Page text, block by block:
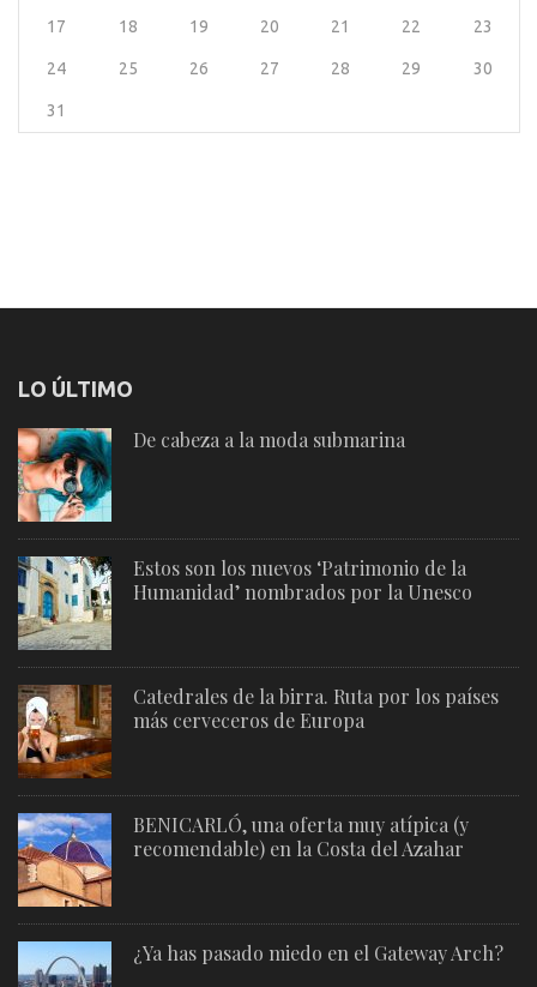
17 18 19 20 21 22 23
24 25 26 27 28 29 30
31
LO ÚLTIMO
De cabeza a la moda submarina
Estos son los nuevos ‘Patrimonio de la
Humanidad’ nombrados por la Unesco
Catedrales de la birra. Ruta por los países
más cerveceros de Europa
BENICARLÓ, una oferta muy atípica (y
recomendable) en la Costa del Azahar
¿Ya has pasado miedo en el Gateway Arch?